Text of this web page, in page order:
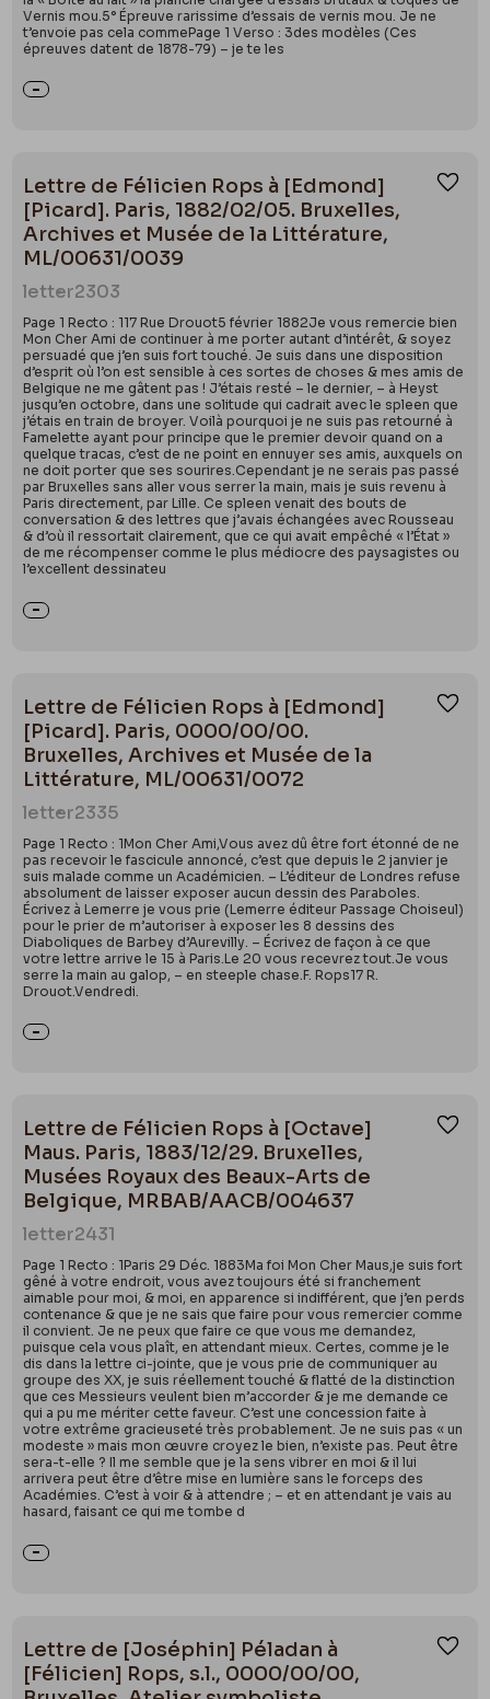
Vernis mou.5° Épreuve rarissime d’essais de vernis mou. Je ne
t’envoie pas cela commePage 1 Verso : 3des modèles (Ces
épreuves datent de 1878-79) – je te les
Lettre de Félicien Rops à [Edmond]
[Picard]. Paris, 1882/02/05. Bruxelles,
Archives et Musée de la Littérature,
ML/00631/0039
letter2303
Page 1 Recto : 117 Rue Drouot5 février 1882Je vous remercie bien
Mon Cher Ami de continuer à me porter autant d’intérêt, & soyez
persuadé que j’en suis fort touché. Je suis dans une disposition
d’esprit où l’on est sensible à ces sortes de choses & mes amis de
Belgique ne me gâtent pas ! J’étais resté – le dernier, – à Heyst
jusqu’en octobre, dans une solitude qui cadrait avec le spleen que
j’étais en train de broyer. Voilà pourquoi je ne suis pas retourné à
Famelette ayant pour principe que le premier devoir quand on a
quelque tracas, c’est de ne point en ennuyer ses amis, auxquels on
ne doit porter que ses sourires.Cependant je ne serais pas passé
par Bruxelles sans aller vous serrer la main, mais je suis revenu à
Paris directement, par Lille. Ce spleen venait des bouts de
conversation & des lettres que j’avais échangées avec Rousseau
& d’où il ressortait clairement, que ce qui avait empêché « l’État »
de me récompenser comme le plus médiocre des paysagistes ou
l’excellent dessinateu
Lettre de Félicien Rops à [Edmond]
[Picard]. Paris, 0000/00/00.
Bruxelles, Archives et Musée de la
Littérature, ML/00631/0072
letter2335
Page 1 Recto : 1Mon Cher Ami,Vous avez dû être fort étonné de ne
pas recevoir le fascicule annoncé, c’est que depuis le 2 janvier je
suis malade comme un Académicien. – L’éditeur de Londres refuse
absolument de laisser exposer aucun dessin des Paraboles.
Écrivez à Lemerre je vous prie (Lemerre éditeur Passage Choiseul)
pour le prier de m’autoriser à exposer les 8 dessins des
Diaboliques de Barbey d’Aurevilly. – Écrivez de façon à ce que
votre lettre arrive le 15 à Paris.Le 20 vous recevrez tout.Je vous
serre la main au galop, – en steeple chase.F. Rops17 R.
Drouot.Vendredi.
Lettre de Félicien Rops à [Octave]
Maus. Paris, 1883/12/29. Bruxelles,
Musées Royaux des Beaux-Arts de
Belgique, MRBAB/AACB/004637
letter2431
Page 1 Recto : 1Paris 29 Déc. 1883Ma foi Mon Cher Maus,je suis fort
gêné à votre endroit, vous avez toujours été si franchement
aimable pour moi, & moi, en apparence si indifférent, que j’en perds
contenance & que je ne sais que faire pour vous remercier comme
il convient. Je ne peux que faire ce que vous me demandez,
puisque cela vous plaît, en attendant mieux. Certes, comme je le
dis dans la lettre ci-jointe, que je vous prie de communiquer au
groupe des XX, je suis réellement touché & flatté de la distinction
que ces Messieurs veulent bien m’accorder & je me demande ce
qui a pu me mériter cette faveur. C’est une concession faite à
votre extrême gracieuseté très probablement. Je ne suis pas « un
modeste » mais mon œuvre croyez le bien, n’existe pas. Peut être
sera-t-elle ? Il me semble que je la sens vibrer en moi & il lui
arrivera peut être d’être mise en lumière sans le forceps des
Académies. C’est à voir & à attendre ; – et en attendant je vais au
hasard, faisant ce qui me tombe d
Lettre de [Joséphin] Péladan à
[Félicien] Rops, s.l., 0000/00/00,